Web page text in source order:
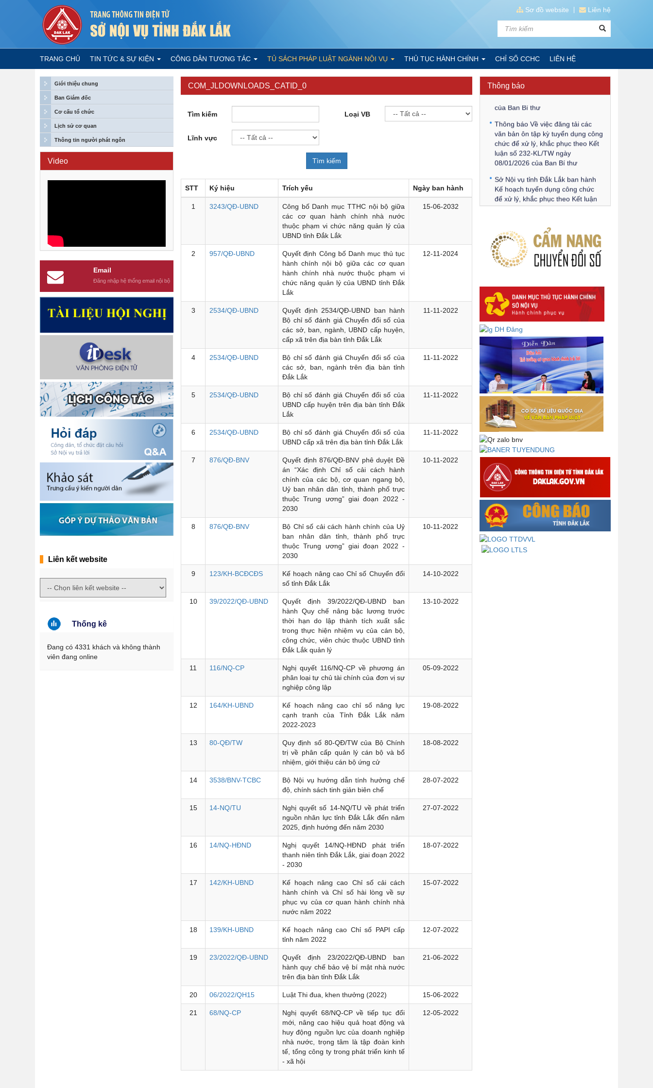
Liên hệ
Sơ đồ website
TRANG CHỦ TIN TỨC & SỰ KIỆN CÔNG DÂN TƯƠNG TÁC TỦ SÁCH PHÁP LUẬT NGÀNH NỘI VỤ THỦ TỤC HÀNH CHÍNH CHỈ SỐ CCHC LIÊN HỆ
Giới thiệu chung
Ban Giám đốc
Cơ cấu tổ chức
Lịch sử cơ quan
Thông tin người phát ngôn
Video
Email
Đăng nhập hệ thống email nội bộ
Liên kết website
Thống kê
Đang có 4331 khách và không thành
viên đang online
COM_JLDOWNLOADS_CATID_0
Tìm kiếm
Lĩnh vực
Loại VB
STT Ký hiệu Trích yếu Ngày ban hành
1 3243/QĐ-UBND
Công bố Danh mục TTHC nội bộ giữa
các cơ quan hành chính nhà nước
thuộc phạm vi chức năng quản lý của
UBND tỉnh Đắk Lắk
15-06-2032
2 957/QĐ-UBND
Quyết định Công bố Danh mục thủ tục
hành chính nội bộ giữa các cơ quan
hành chính nhà nước thuộc phạm vi
chức năng quản lý của UBND tỉnh Đắk
Lắk
12-11-2024
3 2534/QĐ-UBND
Quyết định 2534/QĐ-UBND ban hành
Bộ chỉ số đánh giá Chuyển đổi số của
các sở, ban, ngành, UBND cấp huyện,
cấp xã trên địa bàn tỉnh Đắk Lắk
11-11-2022
4 2534/QĐ-UBND
Bộ chỉ số đánh giá Chuyển đổi số của
các sở, ban, ngành trên địa bàn tỉnh
Đắk Lắk
11-11-2022
5 2534/QĐ-UBND
Bộ chỉ số đánh giá Chuyển đổi số của
UBND cấp huyện trên địa bàn tỉnh Đắk
Lắk
11-11-2022
6 2534/QĐ-UBND
Bộ chỉ số đánh giá Chuyển đổi số của
UBND cấp xã trên địa bàn tỉnh Đắk Lắk
11-11-2022
7 876/QĐ-BNV
Quyết định 876/QĐ-BNV phê duyệt Đề
án “Xác định Chỉ số cải cách hành
chính của các bộ, cơ quan ngang bộ,
Uỷ ban nhân dân tỉnh, thành phố trực
thuộc Trung ương” giai đoạn 2022 -
2030
10-11-2022
8 876/QĐ-BNV
Bộ Chỉ số cải cách hành chính của Uỷ
ban nhân dân tỉnh, thành phố trực
thuộc Trung ương” giai đoạn 2022 -
2030
10-11-2022
9 123/KH-BCĐCĐS
Kế hoạch nâng cao Chỉ số Chuyển đổi
số tỉnh Đắk Lắk
14-10-2022
10 39/2022/QĐ-UBND
Quyết định 39/2022/QĐ-UBND ban
hành Quy chế nâng bậc lương trước
thời hạn do lập thành tích xuất sắc
trong thực hiện nhiệm vụ của cán bộ,
công chức, viên chức thuộc UBND tỉnh
Đắk Lắk quản lý
13-10-2022
11 116/NQ-CP
Nghị quyết 116/NQ-CP về phương án
phân loại tự chủ tài chính của đơn vị sự
nghiệp công lập
05-09-2022
12 164/KH-UBND
Kế hoạch nâng cao chỉ số năng lực
cạnh tranh của Tỉnh Đắk Lắk năm
2022-2023
19-08-2022
13 80-QĐ/TW
Quy định số 80-QĐ/TW của Bộ Chính
trị về phân cấp quản lý cán bộ và bổ
nhiệm, giới thiệu cán bộ ứng cử
18-08-2022
14 3538/BNV-TCBC
Bộ Nội vụ hướng dẫn tính hưởng chế
độ, chính sách tinh giản biên chế
28-07-2022
15 14-NQ/TU
Nghị quyết số 14-NQ/TU về phát triển
nguồn nhân lực tỉnh Đắk Lắk đến năm
2025, định hướng đến năm 2030
27-07-2022
16 14/NQ-HĐND
Nghị quyết 14/NQ-HĐND phát triển
thanh niên tỉnh Đắk Lắk, giai đoạn 2022
- 2030
18-07-2022
17 142/KH-UBND
Kế hoạch nâng cao Chỉ số cải cách
hành chính và Chỉ số hài lòng về sự
phục vụ của cơ quan hành chính nhà
nước năm 2022
15-07-2022
18 139/KH-UBND
Kế hoạch nâng cao Chỉ số PAPI cấp
tỉnh năm 2022
12-07-2022
19 23/2022/QĐ-UBND
Quyết định 23/2022/QĐ-UBND ban
hành quy chế bảo vệ bí mật nhà nước
trên địa bàn tỉnh Đắk Lắk
21-06-2022
20 06/2022/QH15 Luật Thi đua, khen thưởng (2022) 15-06-2022
21 68/NQ-CP
Nghị quyết 68/NQ-CP về tiếp tục đổi
mới, nâng cao hiệu quả hoạt động và
huy động nguồn lực của doanh nghiệp
nhà nước, trọng tâm là tập đoàn kinh
tế, tổng công ty trong phát triển kinh tế
- xã hội
12-05-2022
Thông báo
Kế hoạch Kiểm tra, sát hạch để
tiếp nhận vào làm công chức tỉnh
Đắk Lắk năm 2026
sinh tham gia thi tuyển công chức
để xử lý, khắc phục theo Kết luận
số 232-KL/TW ngày 08/01/2026
của Ban Bí thư
Thông báo Về việc đăng tải các
văn bản ôn tập kỳ tuyển dụng công
chức để xử lý, khắc phục theo Kết
luận số 232-KL/TW ngày
08/01/2026 của Ban Bí thư
Sở Nội vụ tỉnh Đắk Lắk ban hành
Kế hoạch tuyển dụng công chức
để xử lý, khắc phục theo Kết luận
số 232-KL/TW ngày 08/01/2026
Lấy ý kiến góp ý dự thảo Tờ trình
và Quyết định Phân cấp thực hiện
hỗ trợ người lao động đi làm việc ở
nước ngoài theo hợp đồng đối với
lao động có nơi ở hiện tại tại địa
Về việc lấy ý kiến góp ý Dự thảo
Quyết định phân cấp thực hiện quy
định về người lao động nước ngoài
làm việc trên địa bàn tỉnh Đắk Lắk
theo trình tự, thủ tục rút gọn trong
xây dựng, ban hành văn bản quy
phạm pháp luật
Góp ý dự thảo Thông tư quy định
nghiệp vụ lưu trữ tài liệu lưu trữ số:
DANH SÁCH HỒ SƠ CÁN BỘ ĐI B
TỈNH ĐĂK LẮK -
Lấy ý kiến dự thảo Quyết định quy
phạm pháp luật quy định về thành
lập, tổ chức và hoạt động của tổ
chức phối hợp liên ngành
Thông báo về việc tải biểu mẫu
báo cáo kết quả 06 năm thực hiện
Nghị quyết số 18-NQ/TW và Nghị
quyết số 19-NQ/TW
Thư chúc mừng của Bộ trưởng Bộ
Nội vụ nhân dịp kỷ niệm 78 năm
truyền thống ngành Tổ chức nhà
nước (28/8/1945-28/8/2023)